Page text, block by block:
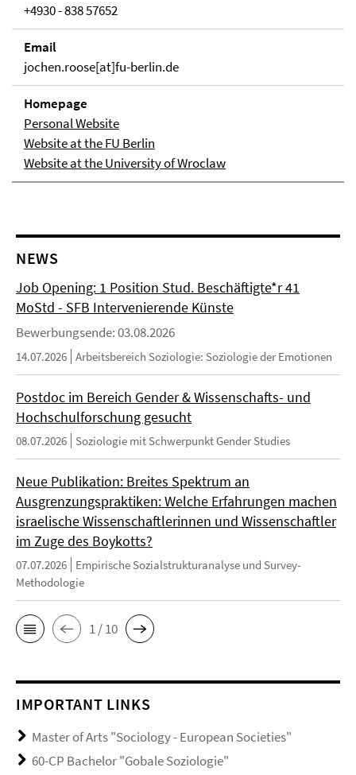
+4930 - 838 57652
Email
jochen.roose[at]fu-berlin.de
Homepage
Personal Website
Website at the FU Berlin
Website at the University of Wroclaw
NEWS
Job Opening: 1 Position Stud. Beschäftigte*r 41
MoStd - SFB Intervenierende Künste
Bewerbungsende: 03.08.2026
14.07.2026 Arbeitsbereich Soziologie: Soziologie der Emotionen
Postdoc im Bereich Gender & Wissenschafts- und
Hochschulforschung gesucht
08.07.2026 Soziologie mit Schwerpunkt Gender Studies
Neue Publikation: Breites Spektrum an
Ausgrenzungspraktiken: Welche Erfahrungen machen
israelische Wissenschaftlerinnen und Wissenschaftler
im Zuge des Boykotts?
07.07.2026
Empirische Sozialstrukturanalyse und Survey-
Methodologie
1 / 10
IMPORTANT LINKS
Master of Arts "Sociology - European Societies"
60-CP Bachelor "Gobale Soziologie"